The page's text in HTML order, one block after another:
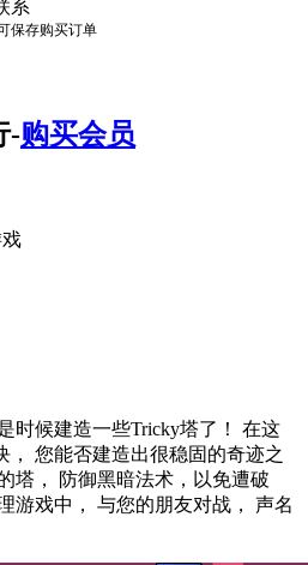
系
保存购买订单
-购买会员
时候建造一些Tricky塔了！ 在这
， 您能否建造出很稳固的奇迹之
塔， 防御黑暗法术，以免遭破
游戏中， 与您的朋友对战， 声名